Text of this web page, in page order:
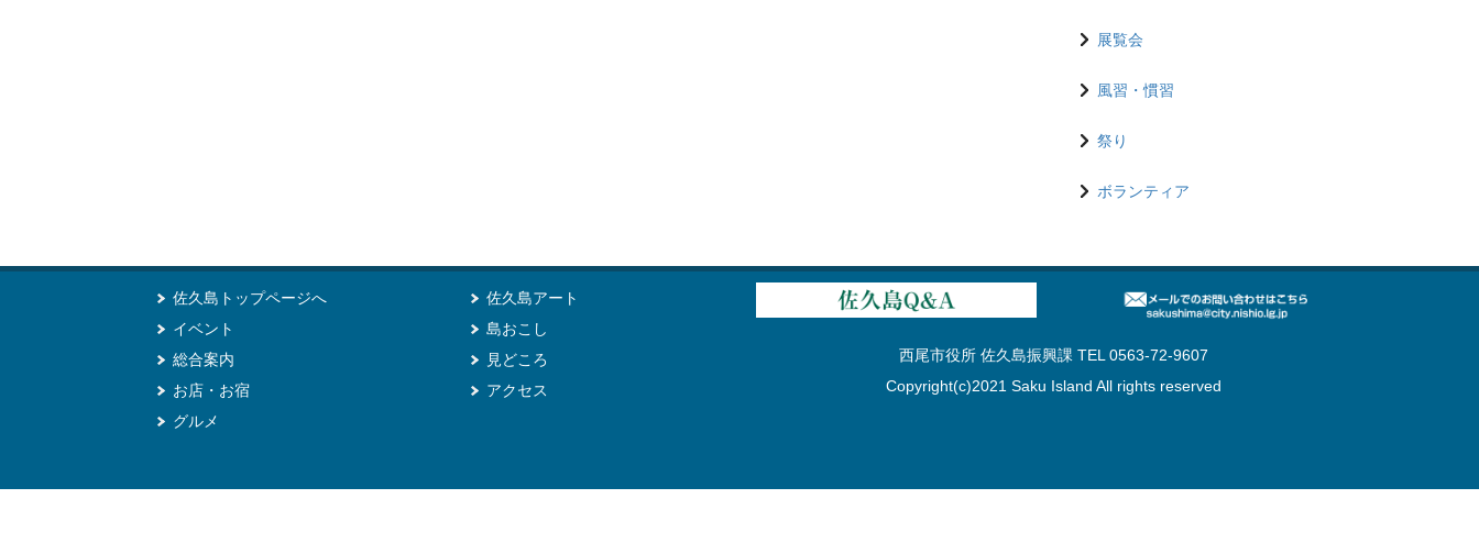
展覧会
風習・慣習
祭り
ボランティア
佐久島トップページへ
イベント
総合案内
お店・お宿
グルメ
佐久島アート
島おこし
見どころ
アクセス
西尾市役所 佐久島振興課 TEL 0563-72-9607
Copyright(c)2021 Saku Island All rights reserved